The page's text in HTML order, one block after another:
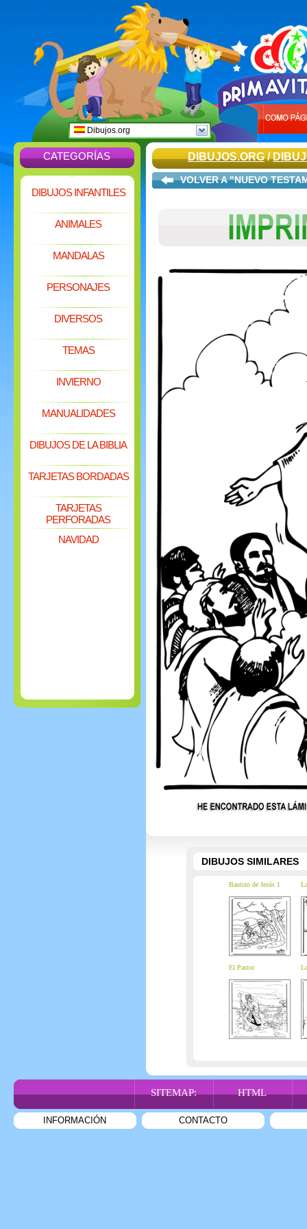
Dibujos.org
CATEGORÍAS
DIBUJOS INFANTILES
ANIMALES
MANDALAS
PERSONAJES
DIVERSOS
TEMAS
INVIERNO
MANUALIDADES
DIBUJOS DE LA BIBLIA
TARJETAS BORDADAS
TARJETAS
PERFORADAS
NAVIDAD
DIBUJOS.ORG/
VOLVER A "NUEVO
DIBUJOS SIMILARES
Bautizo de Jesús 1
El Pastor
SITEMAP: HTML
INFORMACIÓN CONTACTO